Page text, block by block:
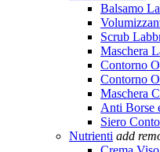
Balsamo
Scrub
Maschera
Contorno
Contorno
Maschera
Anti Borse
Siero
Nutrienti add